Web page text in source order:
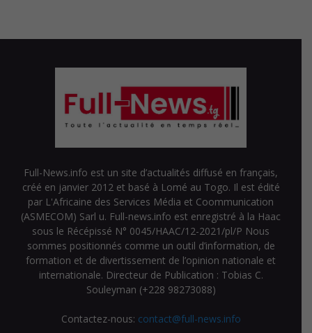
Full-News.info est un site d’actualités diffusé en français,
créé en janvier 2012 et basé à Lomé au Togo. Il est édité
par L'Africaine des Services Média et Coommunication
(ASMECOM) Sarl u. Full-news.info est enregistré à la Haac
sous le Récépissé N° 0045/HAAC/12-2021/pl/P Nous
sommes positionnés comme un outil d’information, de
formation et de divertissement de l’opinion nationale et
internationale. Directeur de Publication : Tobias C.
Souleyman (+228 98273088)
Contactez-nous: contact@full-news.info